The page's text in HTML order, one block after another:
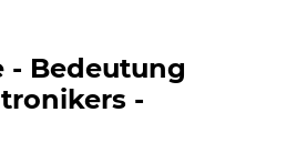
- Bedeutung
-